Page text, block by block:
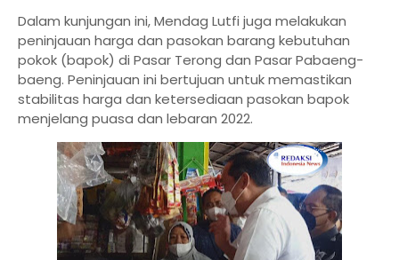
Dalam kunjungan ini, Mendag Lutfi juga melakukan
peninjauan harga dan pasokan barang kebutuhan
pokok (bapok) di Pasar Terong dan Pasar Pabaeng-
baeng. Peninjauan ini bertujuan untuk memastikan
stabilitas harga dan ketersediaan pasokan bapok
menjelang puasa dan lebaran 2022.